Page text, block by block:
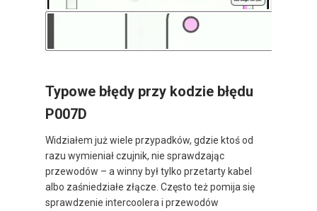
Typowe błędy przy kodzie błędu
P007D
Widziałem już wiele przypadków, gdzie ktoś od
razu wymieniał czujnik, nie sprawdzając
przewodów – a winny był tylko przetarty kabel
albo zaśniedziałe złącze. Często też pomija się
sprawdzenie intercoolera i przewodów